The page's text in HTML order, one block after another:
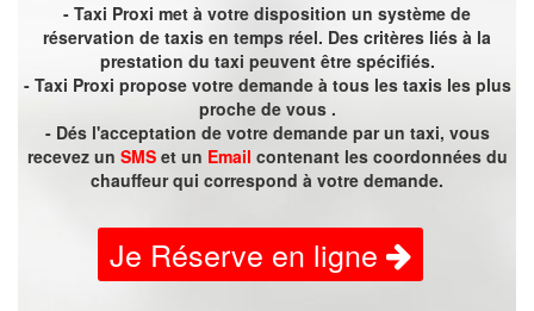
- Taxi Proxi met à votre disposition un système de
réservation de taxis en temps réel. Des critères liés à la
prestation du taxi peuvent être spécifiés.
- Taxi Proxi propose votre demande à tous les taxis les plus
proche de vous .
- Dés l'acceptation de votre demande par un taxi, vous
recevez un SMSet un Email contenant les coordonnées du
chauffeur qui correspond à votre demande.
Je Réserve en ligne